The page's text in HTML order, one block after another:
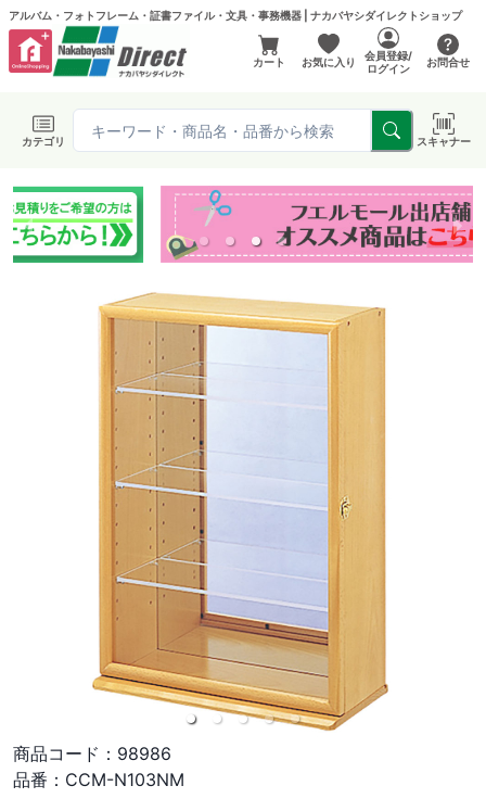
アルバム・フォトフレーム・証書ファイル・文具・事務機器 | ナカバヤシダイレクトショップ
カート お気に入り
会員登録/
ログイン
お問合せ
カテゴリ スキャナー
商品コード： 98986
品番： CCM-N103NM